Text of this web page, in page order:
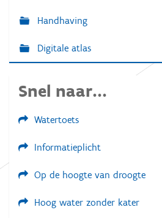
Handhaving
Digitale atlas
Snel naar...
Watertoets
Informatieplicht
Op de hoogte van droogte
Hoog water zonder kater